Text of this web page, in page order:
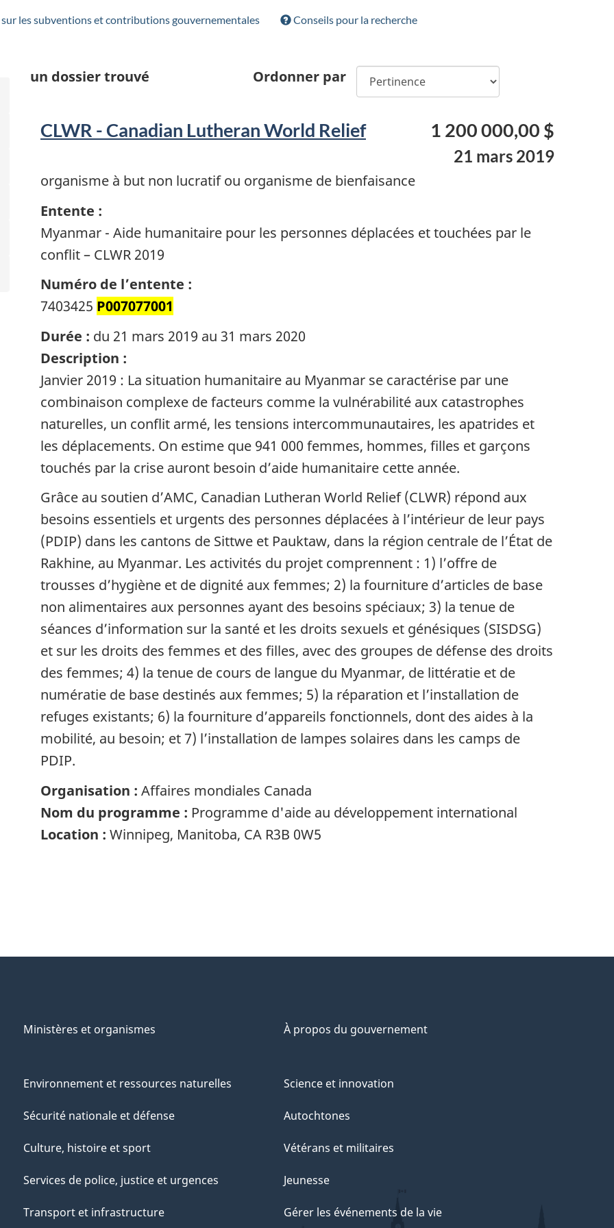
les subventions et contributions gouvernementales Conseils pour la recherche
un dossier trouvé Ordonner par
CLWR - Canadian Lutheran World Relief 1 200 000,00 $
21 mars 2019
organisme à but non lucratif ou organisme de bienfaisance
Entente :
Myanmar - Aide humanitaire pour les personnes déplacées et touchées par le
conflit – CLWR 2019
Numéro de l’entente :
7403425 P007077001
Durée : du 21 mars 2019 au 31 mars 2020
Description :
Janvier 2019 : La situation humanitaire au Myanmar se caractérise par une
combinaison complexe de facteurs comme la vulnérabilité aux catastrophes
naturelles, un conflit armé, les tensions intercommunautaires, les apatrides et
les déplacements. On estime que 941 000 femmes, hommes, filles et garçons
touchés par la crise auront besoin d’aide humanitaire cette année.
Grâce au soutien d’AMC, Canadian Lutheran World Relief (CLWR) répond aux
besoins essentiels et urgents des personnes déplacées à l’intérieur de leur pays
(PDIP) dans les cantons de Sittwe et Pauktaw, dans la région centrale de l’État de
Rakhine, au Myanmar. Les activités du projet comprennent : 1) l’offre de
trousses d’hygiène et de dignité aux femmes; 2) la fourniture d’articles de base
non alimentaires aux personnes ayant des besoins spéciaux; 3) la tenue de
séances d’information sur la santé et les droits sexuels et génésiques (SISDSG)
et sur les droits des femmes et des filles, avec des groupes de défense des droits
des femmes; 4) la tenue de cours de langue du Myanmar, de littératie et de
numératie de base destinés aux femmes; 5) la réparation et l’installation de
refuges existants; 6) la fourniture d’appareils fonctionnels, dont des aides à la
mobilité, au besoin; et 7) l’installation de lampes solaires dans les camps de
PDIP.
Organisation : Affaires mondiales Canada
Nom du programme : Programme d'aide au développement international
Location : Winnipeg, Manitoba, CA R3B 0W5
Ministères et organismes À propos du gouvernement
Environnement et ressources naturelles
Sécurité nationale et défense
Culture, histoire et sport
Services de police, justice et urgences
Transport et infrastructure
Science et innovation
Autochtones
Vétérans et militaires
Jeunesse
Gérer les événements de la vie